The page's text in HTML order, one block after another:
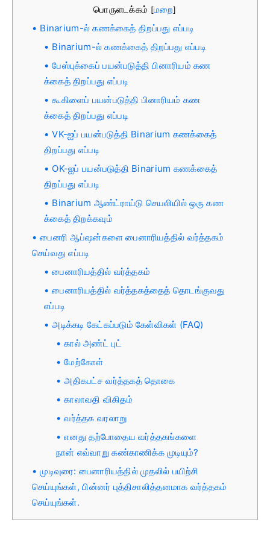
பொருளடக்கம் [மறை]
Binarium-ல் கணக்கைத் திறப்பது எப்படி
Binarium-ல் கணக்கைத் திறப்பது எப்படி
பேஸ்புக்கைப் பயன்படுத்தி பினாரியம் கண
க்கைத் திறப்பது எப்படி
கூகிளைப் பயன்படுத்தி பினாரியம் கண
க்கைத் திறப்பது எப்படி
VK-ஐப் பயன்படுத்தி Binarium கணக்கைத்
திறப்பது எப்படி
OK-ஐப் பயன்படுத்தி Binarium கணக்கைத்
திறப்பது எப்படி
Binarium ஆண்ட்ராய்டு செயலியில் ஒரு கண
க்கைத் திறக்கவும்
பைனரி ஆப்ஷன்களை பைனாரியத்தில் வர்த்தகம்
செய்வது எப்படி
பைனாரியத்தில் வர்த்தகம்
பைனாரியத்தில் வர்த்தகத்தைத் தொடங்குவது
எப்படி
அடிக்கடி கேட்கப்படும் கேள்விகள் (FAQ)
கால் அண்ட் புட்
மேற்கோள்
அதிகபட்ச வர்த்தகத் தொகை
காலாவதி விகிதம்
வர்த்தக வரலாறு
எனது தற்போதைய வர்த்தகங்களை
நான் எவ்வாறு கண்காணிக்க முடியும்?
முடிவுரை: பைனாரியத்தில் முதலில் பயிற்சி
செய்யுங்கள், பின்னர் புத்திசாலித்தனமாக வர்த்தகம்
செய்யுங்கள்.